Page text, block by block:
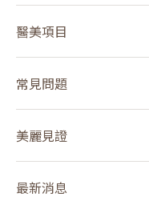
醫美項目
常見問題
美麗見證
最新消息